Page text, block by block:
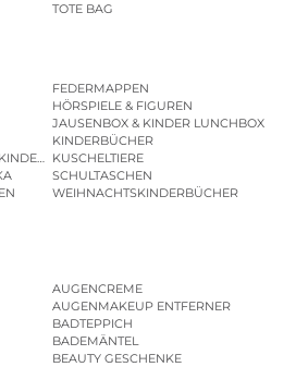
TOTE BAG
FEDERMAPPEN
HÖRSPIELE & FIGUREN
JAUSENBOX & KINDER LUNCHBOX
KINDERBÜCHER
| KINDERGARTENBEUTEL
KUSCHELTIERE
SCHULTASCHEN
WEIHNACHTSKINDERBÜCHER
AUGENCREME
AUGENMAKEUP ENTFERNER
BADTEPPICH
BADEMÄNTEL
BEAUTY GESCHENKE